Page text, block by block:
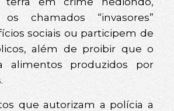
chamados “invasores”
sociais ou participem de
além de proibir que o
alimentos produzidos por
que autorizam a polícia a